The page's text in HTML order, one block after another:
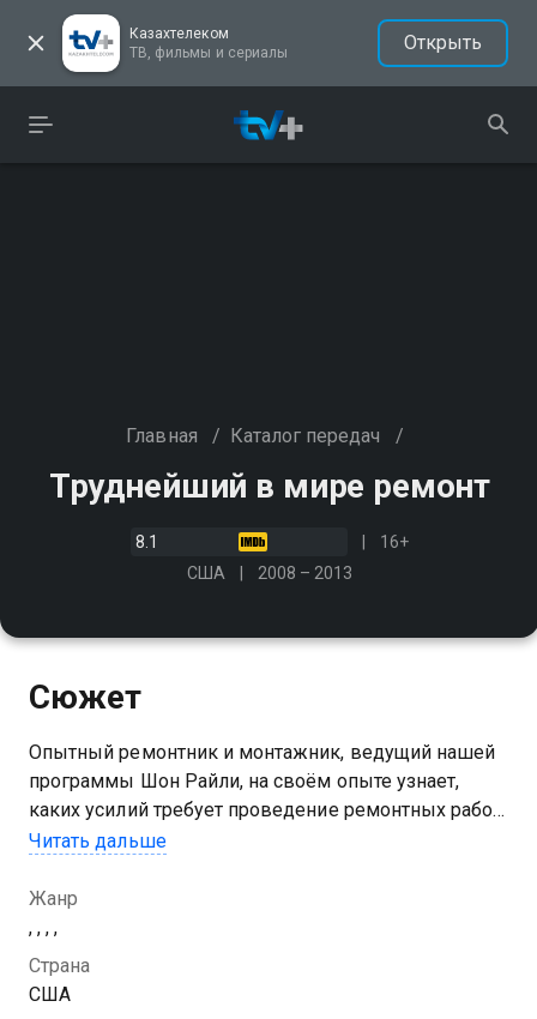
Казахтелеком
ТВ, фильмы и сериалы
Открыть
Главная / Каталог передач /
Труднейший в мире ремонт
8.1
16+
США
2008 – 2013
Сюжет
Опытный ремонтник и монтажник, ведущий нашей
программы Шон Райли, на своём опыте узнает,
каких усилий требует проведение ремонтных работ
на различных промышленных объектах, от
атомных электростанций
Читать дальше
Жанр
, , , ,
Страна
США